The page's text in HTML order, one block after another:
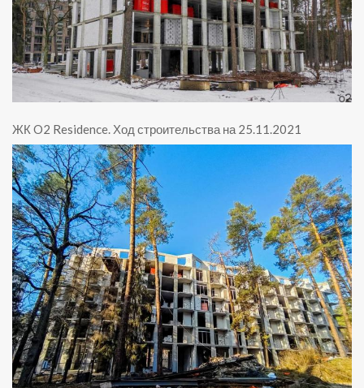
ЖК O2 Residence. Ход строительства на 25.11.2021